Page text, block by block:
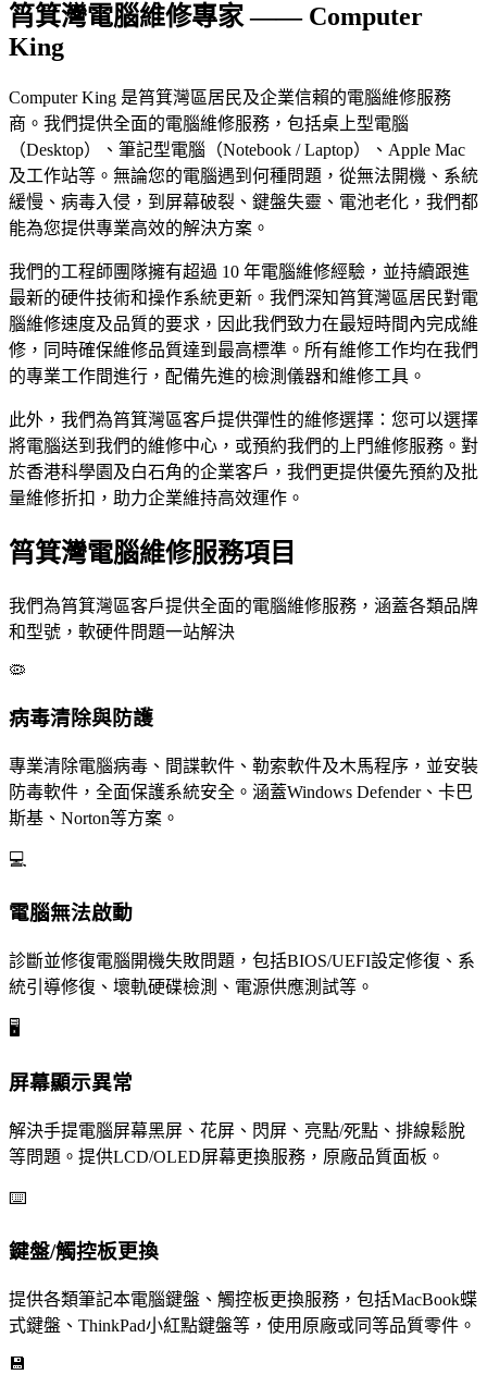
筲箕灣電腦維修專家 —— Computer
King
Computer King 是筲箕灣區居民及企業信賴的電腦維修服務
商。我們提供全面的電腦維修服務，包括桌上型電腦
（Desktop）、筆記型電腦（Notebook / Laptop）、Apple Mac
及工作站等。無論您的電腦遇到何種問題，從無法開機、系統
緩慢、病毒入侵，到屏幕破裂、鍵盤失靈、電池老化，我們都
能為您提供專業高效的解決方案。
我們的工程師團隊擁有超過 10 年電腦維修經驗，並持續跟進
最新的硬件技術和操作系統更新。我們深知筲箕灣區居民對電
腦維修速度及品質的要求，因此我們致力在最短時間內完成維
修，同時確保維修品質達到最高標準。所有維修工作均在我們
的專業工作間進行，配備先進的檢測儀器和維修工具。
此外，我們為筲箕灣區客戶提供彈性的維修選擇：您可以選擇
將電腦送到我們的維修中心，或預約我們的上門維修服務。對
於香港科學園及白石角的企業客戶，我們更提供優先預約及批
量維修折扣，助力企業維持高效運作。
筲箕灣電腦維修服務項目
我們為筲箕灣區客戶提供全面的電腦維修服務，涵蓋各類品牌
和型號，軟硬件問題一站解決
🦠
病毒清除與防護
專業清除電腦病毒、間諜軟件、勒索軟件及木馬程序，並安裝
防毒軟件，全面保護系統安全。涵蓋Windows Defender、卡巴
斯基、Norton等方案。
💻
電腦無法啟動
診斷並修復電腦開機失敗問題，包括BIOS/UEFI設定修復、系
統引導修復、壞軌硬碟檢測、電源供應測試等。
🖥️
屏幕顯示異常
解決手提電腦屏幕黑屏、花屏、閃屏、亮點/死點、排線鬆脫
等問題。提供LCD/OLED屏幕更換服務，原廠品質面板。
⌨️
鍵盤/觸控板更換
提供各類筆記本電腦鍵盤、觸控板更換服務，包括MacBook蝶
式鍵盤、ThinkPad小紅點鍵盤等，使用原廠或同等品質零件。
💾